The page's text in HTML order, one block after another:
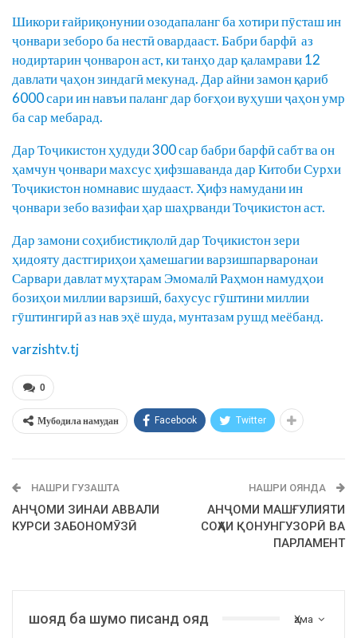
Шикори ғайриқонунии озодапаланг ба хотири пӯсташ ин
ҷонвари зеборо ба нестӣ овардааст. Бабри барфӣ аз
нодиртарин ҷонварон аст, ки танҳо дар қаламрави 12
давлати ҷаҳон зиндагӣ мекунад. Дар айни замон қариб
6000 сари ин навъи паланг дар боғҳои вуҳуши ҷаҳон умр
ба сар мебарад.
Дар Тоҷикистон ҳудуди 300 сар бабри барфӣ сабт ва он
ҳамчун ҷонвари махсус ҳифзшаванда дар Китоби Сурхи
Тоҷикистон номнавис шудааст. Ҳифз намудани ин
ҷонвари зебо вазифаи ҳар шаҳрванди Тоҷикистон аст.
Дар замони соҳибистиқлолӣ дар Тоҷикистон зери
ҳидояту дастгириҳои ҳамешагии варзишпарваронаи
Сарвари давлат муҳтарам Эмомалӣ Раҳмон намудҳои
бозиҳои миллии варзишӣ, бахусус гӯштини миллии
гӯштингирӣ аз нав эҳё шуда, мунтазам рушд меёбанд.
varzishtv.tj
0
Мубодила намудан Facebook Twitter
НАШРИ ГУЗАШТА
АНҶОМИ ЗИНАИ АВВАЛИ
КУРСИ ЗАБОНОМӮЗӢ
НАШРИ ОЯНДА
АНҶОМИ МАШҒУЛИЯТИ
СОҲАИ ҚОНУНГУЗОРӢ ВА
ПАРЛАМЕНТ
Ҳама
шояд ба шумо писанд ояд